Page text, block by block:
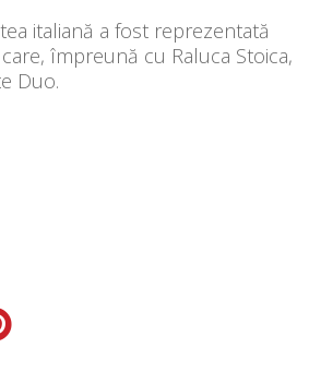
italiană a fost reprezentată
împreună cu Raluca Stoica,
Duo.